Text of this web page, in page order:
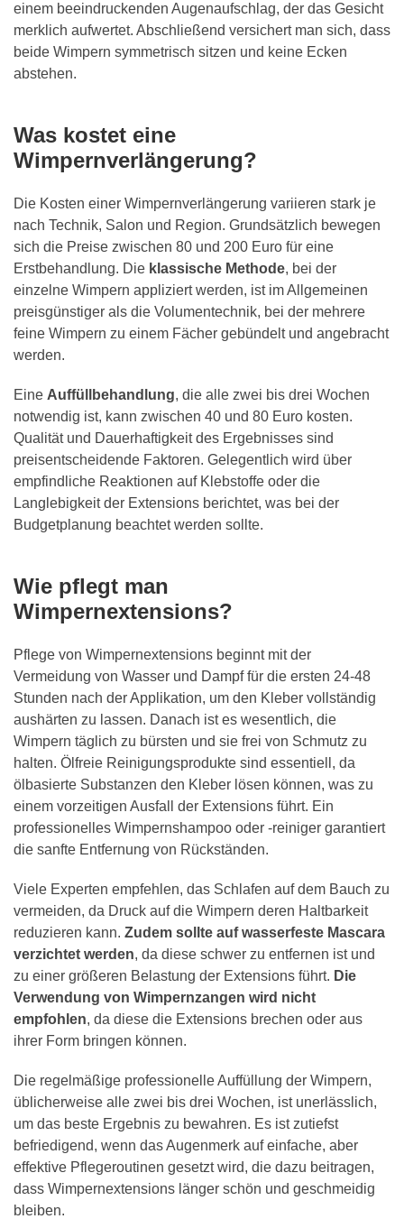
einem beeindruckenden Augenaufschlag, der das Gesicht
merklich aufwertet. Abschließend versichert man sich, dass
beide Wimpern symmetrisch sitzen und keine Ecken
abstehen.
Was kostet eine
Wimpernverlängerung?
Die Kosten einer Wimpernverlängerung variieren stark je
nach Technik, Salon und Region. Grundsätzlich bewegen
sich die Preise zwischen 80 und 200 Euro für eine
Erstbehandlung. Die klassische Methode, bei der
einzelne Wimpern appliziert werden, ist im Allgemeinen
preisgünstiger als die Volumentechnik, bei der mehrere
feine Wimpern zu einem Fächer gebündelt und angebracht
werden.
Eine Auffüllbehandlung, die alle zwei bis drei Wochen
notwendig ist, kann zwischen 40 und 80 Euro kosten.
Qualität und Dauerhaftigkeit des Ergebnisses sind
preisentscheidende Faktoren. Gelegentlich wird über
empfindliche Reaktionen auf Klebstoffe oder die
Langlebigkeit der Extensions berichtet, was bei der
Budgetplanung beachtet werden sollte.
Wie pflegt man
Wimpernextensions?
Pflege von Wimpernextensions beginnt mit der
Vermeidung von Wasser und Dampf für die ersten 24-48
Stunden nach der Applikation, um den Kleber vollständig
aushärten zu lassen. Danach ist es wesentlich, die
Wimpern täglich zu bürsten und sie frei von Schmutz zu
halten. Ölfreie Reinigungsprodukte sind essentiell, da
ölbasierte Substanzen den Kleber lösen können, was zu
einem vorzeitigen Ausfall der Extensions führt. Ein
professionelles Wimpernshampoo oder -reiniger garantiert
die sanfte Entfernung von Rückständen.
Viele Experten empfehlen, das Schlafen auf dem Bauch zu
vermeiden, da Druck auf die Wimpern deren Haltbarkeit
reduzieren kann. Zudem sollte auf wasserfeste Mascara
verzichtet werden, da diese schwer zu entfernen ist und
zu einer größeren Belastung der Extensions führt. Die
Verwendung von Wimpernzangen wird nicht
empfohlen, da diese die Extensions brechen oder aus
ihrer Form bringen können.
Die regelmäßige professionelle Auffüllung der Wimpern,
üblicherweise alle zwei bis drei Wochen, ist unerlässlich,
um das beste Ergebnis zu bewahren. Es ist zutiefst
befriedigend, wenn das Augenmerk auf einfache, aber
effektive Pflegeroutinen gesetzt wird, die dazu beitragen,
dass Wimpernextensions länger schön und geschmeidig
bleiben.